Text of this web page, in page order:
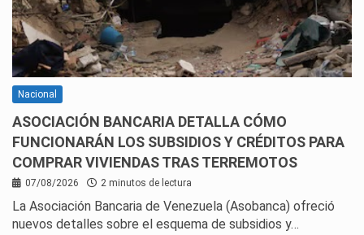
Nacional
ASOCIACIÓN BANCARIA DETALLA CÓMO
FUNCIONARÁN LOS SUBSIDIOS Y CRÉDITOS PARA
COMPRAR VIVIENDAS TRAS TERREMOTOS
07/08/2026 2 minutos de lectura
La Asociación Bancaria de Venezuela (Asobanca) ofreció
nuevos detalles sobre el esquema de subsidios y…